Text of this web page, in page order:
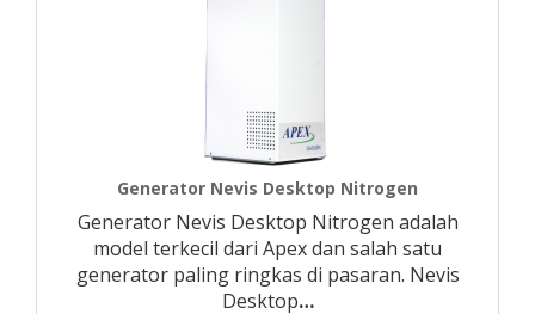
Generator Nevis Desktop Nitrogen
Generator Nevis Desktop Nitrogen adalah
model terkecil dari Apex dan salah satu
generator paling ringkas di pasaran. Nevis
Desktop…